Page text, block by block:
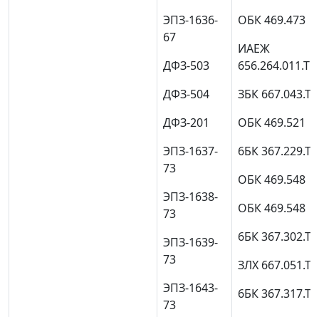
ЭПЗ-1636-
67
ДФЗ-503
ДФЗ-504
ДФЗ-201
ЭПЗ-1637-
73
ЭПЗ-1638-
73
ЭПЗ-1639-
73
ЭПЗ-1643-
73
ОБК 469.473
ИАЕЖ
656.264.011.ТО
ЗБК
ОБК 469.521
6БК
ОБК 469.548
ОБК 469.548
6БК
ЗЛХ
6БК